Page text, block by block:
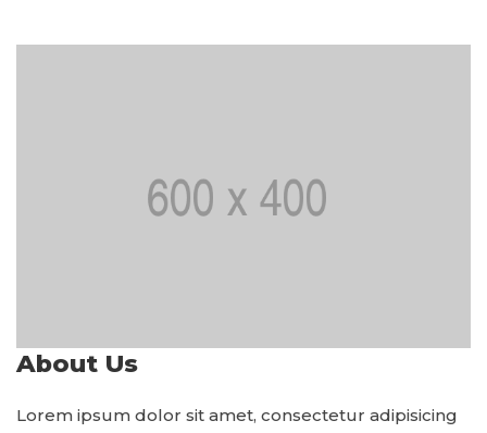
About Us
Lorem ipsum dolor sit amet, consectetur adipisicing